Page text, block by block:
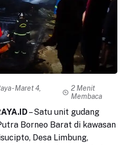
- Maret 4,
2 Menit
Membaca
– Satu unit gudang
Borneo Barat di kawasan
Desa Limbung,